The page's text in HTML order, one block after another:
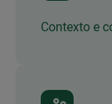
Contexto e